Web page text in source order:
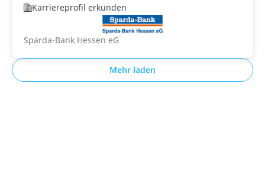
Karriereprofil erkunden
Sparda-Bank Hessen eG
Mehr laden